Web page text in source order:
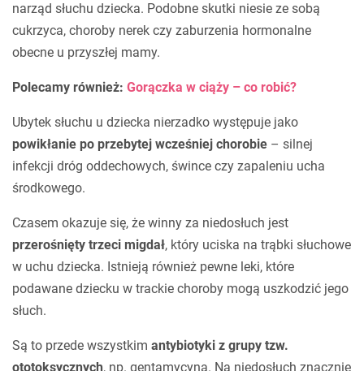
narząd słuchu dziecka. Podobne skutki niesie ze sobą
cukrzyca, choroby nerek czy zaburzenia hormonalne
obecne u przyszłej mamy.
Polecamy również: Gorączka w ciąży – co robić?
Ubytek słuchu u dziecka nierzadko występuje jako
powikłanie po przebytej wcześniej chorobie – silnej
infekcji dróg oddechowych, śwince czy zapaleniu ucha
środkowego.
Czasem okazuje się, że winny za niedosłuch jest
przerośnięty trzeci migdał, który uciska na trąbki słuchowe
w uchu dziecka. Istnieją również pewne leki, które
podawane dziecku w trackie choroby mogą uszkodzić jego
słuch.
Są to przede wszystkim antybiotyki z grupy tzw.
ototoksycznych, np. gentamycyna. Na niedosłuch znacznie